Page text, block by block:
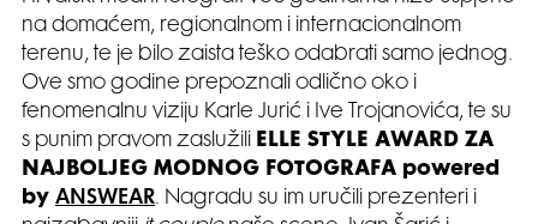
na domaćem, regionalnom i internacionalnom
terenu, te je bilo zaista teško odabrati samo jednog.
Ove smo godine prepoznali odlično oko i
fenomenalnu viziju Karle Jurić i Ive Trojanovića, te su
s punim pravom zaslužili
ELLE STYLE AWARD ZA
NAJBOLJEG MODNOG FOTOGRAFA powered
by ANSWEAR. Nagradu su im uručili prezenteri i